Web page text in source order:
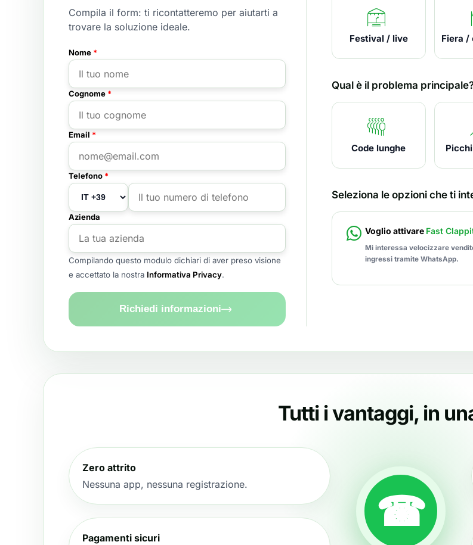
Compila il form: ti ricontatteremo per aiutarti a
trovare la soluzione ideale.
Nome *
Cognome *
Email *
Telefono *
Azienda
Compilando questo modulo dichiari di aver preso visione
e accettato la nostra Informativa Privacy.
Richiedi informazioni
Festival / live Fiera /
Qual è il problema
Code lunghe
Seleziona le opzioni che ti
Voglio attivare Fast
Mi interessa velocizzare
ingressi tramite WhatsApp.
Tutti i vantaggi, in
Zero attrito
Nessuna app, nessuna registrazione.
Pagamenti sicuri
☎